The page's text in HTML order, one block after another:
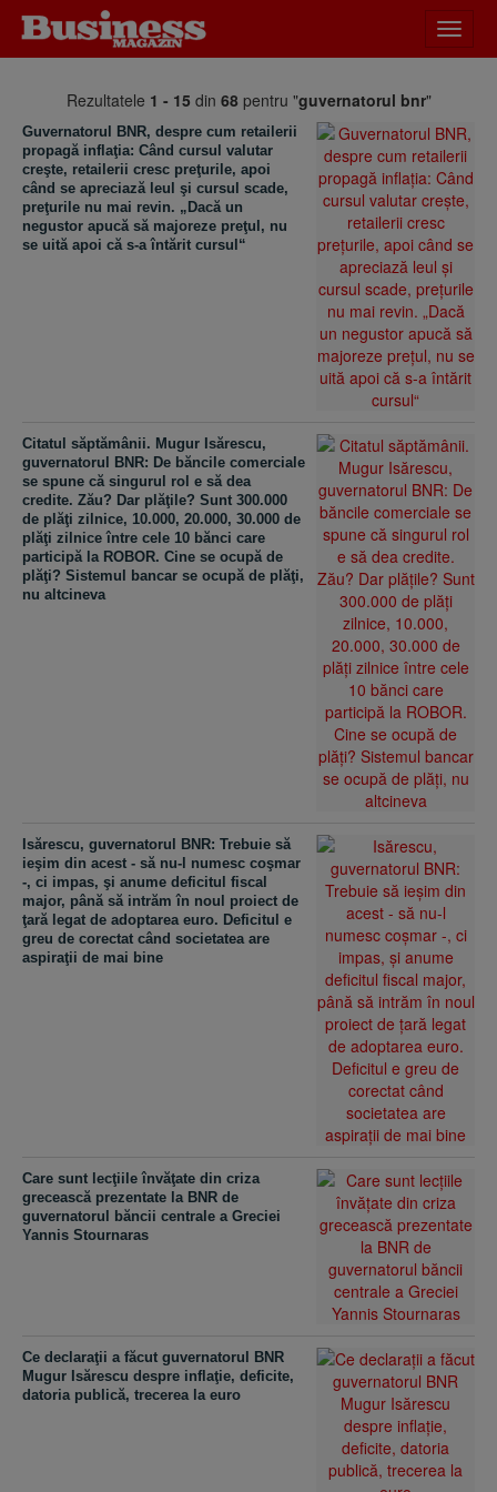
meniu
Rezultatele 1 - 15 din 68pentru "guvernatorul bnr"
Guvernatorul BNR, despre cum retailerii
propagă inflaţia: Când cursul valutar
creşte, retailerii cresc preţurile, apoi
când se apreciază leul şi cursul scade,
preţurile nu mai revin. „Dacă un
negustor apucă să majoreze preţul, nu
se uită apoi că s-a întărit cursul“
Citatul săptămânii. Mugur Isărescu,
guvernatorul BNR: De băncile comerciale
se spune că singurul rol e să dea
credite. Zău? Dar plăţile? Sunt 300.000
de plăţi zilnice, 10.000, 20.000, 30.000 de
plăţi zilnice între cele 10 bănci care
participă la ROBOR. Cine se ocupă de
plăţi? Sistemul bancar se ocupă de plăţi,
nu altcineva
Isărescu, guvernatorul BNR: Trebuie să
ieşim din acest - să nu-l numesc coşmar
-, ci impas, şi anume deficitul fiscal
major, până să intrăm în noul proiect de
ţară legat de adoptarea euro. Deficitul e
greu de corectat când societatea are
aspiraţii de mai bine
Care sunt lecţiile învăţate din criza
grecească prezentate la BNR de
guvernatorul băncii centrale a Greciei
Yannis Stournaras
Ce declaraţii a făcut guvernatorul BNR
Mugur Isărescu despre inflaţie, deficite,
datoria publică, trecerea la euro